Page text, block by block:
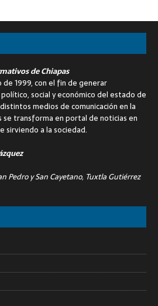
de Chiapas
1999, con el fin de generar
social y económico del estado de
medios de comunicación en la
se transforma en portal de noticias en
sirviendo a la sociedad.
Pedro y San Cayetano, Tuxtla Gutiérrez